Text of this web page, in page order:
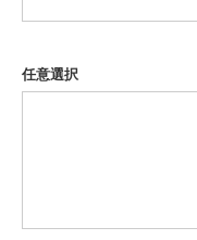
任意選択